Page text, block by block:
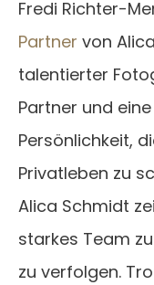
Fredi Richter-
Partner von
talentierter
Partner und
Persönlichkeit,
Privatleben zu
Alica Schmidt
starkes Team
zu verfolgen.